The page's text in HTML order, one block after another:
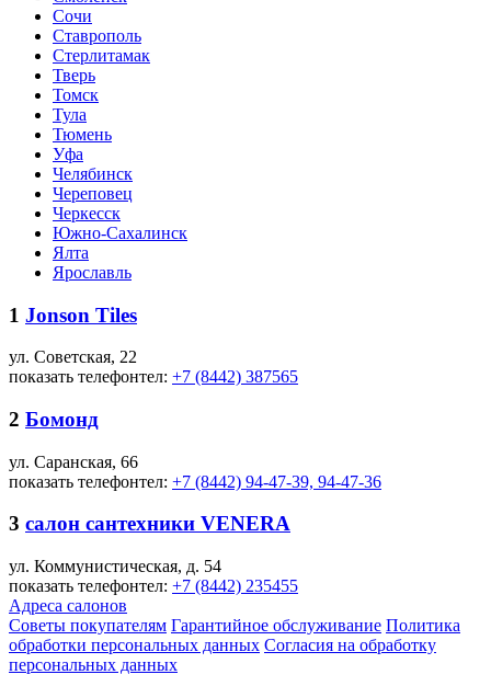
Сочи
Ставрополь
Стерлитамак
Тверь
Томск
Тула
Тюмень
Уфа
Челябинск
Череповец
Черкесск
Южно-Сахалинск
Ялта
Ярославль
1 Jonson Tiles
ул. Советская, 22
показать телефонтел: +7 (8442) 387565
2 Бомонд
ул. Саранская, 66
показать телефонтел: +7 (8442) 94-47-39, 94-47-36
3 салон сантехники VENERA
ул. Коммунистическая, д. 54
показать телефонтел: +7 (8442) 235455
Адреса салонов
Советы покупателям Гарантийное обслуживание Политика
обработки персональных данных Согласия на обработку
персональных данных